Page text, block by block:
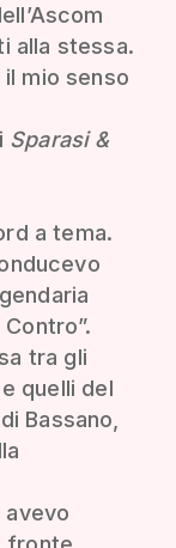
alla stessa.
mio senso
Sparasi &
a tema.
tra gli
quelli del
Bassano,
avevo